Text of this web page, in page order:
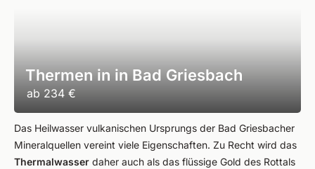
Thermen in in Bad Griesbach
ab 234 €
Das Heilwasser vulkanischen Ursprungs der Bad Griesbacher
Mineralquellen vereint viele Eigenschaften. Zu Recht wird das
Thermalwasser daher auch als das flüssige Gold des Rottals